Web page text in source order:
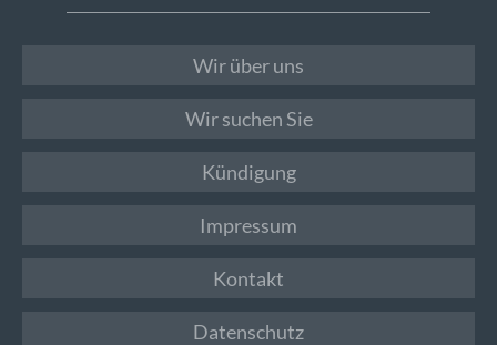
Wir über uns
Wir suchen Sie
Kündigung
Impressum
Kontakt
Datenschutz